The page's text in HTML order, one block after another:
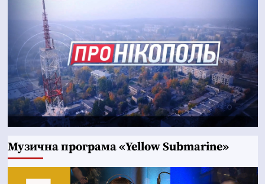
Музична програма «Yellow Submarine»